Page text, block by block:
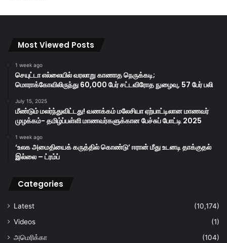
Most Viewed Posts
1 week ago
செயுட்டா எல்லையில் வரலாறு காணாத நெருக்கடி;
மொராக்கோவிலிருந்து 60,000 பேர் சட்டவிரோத நுழைவு, 57 பேர் பலி
July 15, 2025
மீண்டும் மலர்ந்துவிட்டது! வணக்கம் மலேசியா ஏற்பாட்டிலான மாணவர்
முழக்கம்- தமிழ்ப்பள்ளி மாணவர்களுக்கான பேச்சுப் போட்டி 2025
1 week ago
‘உலக அமைதியைக் கருத்தில் கொண்டு’ ஈரான் மீது உடனடி தாக்குதல்
இல்லை – ட்ரம்ப்
Categories
Latest
(10,174)
Videos
(1)
அமெரிக்கா
(104)